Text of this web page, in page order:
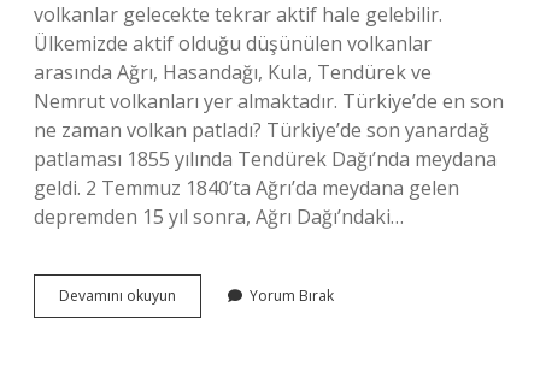
volkanlar gelecekte tekrar aktif hale gelebilir.
Ülkemizde aktif olduğu düşünülen volkanlar
arasında Ağrı, Hasandağı, Kula, Tendürek ve
Nemrut volkanları yer almaktadır. Türkiye’de en son
ne zaman volkan patladı? Türkiye’de son yanardağ
patlaması 1855 yılında Tendürek Dağı’nda meydana
geldi. 2 Temmuz 1840’ta Ağrı’da meydana gelen
depremden 15 yıl sonra, Ağrı Dağı’ndaki…
Devamını okuyun Türkiyede
Volkan
Yorum Bırak